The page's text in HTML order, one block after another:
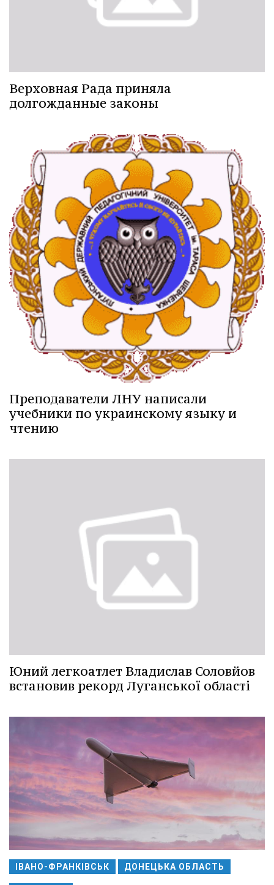
Верховная Рада приняла
долгожданные законы
Преподаватели ЛНУ написали
учебники по украинскому языку и
чтению
Юний легкоатлет Владислав Соловйов
встановив рекорд Луганської області
ІВАНО-ФРАНКІВСЬК ДОНЕЦЬКА ОБЛАСТЬ